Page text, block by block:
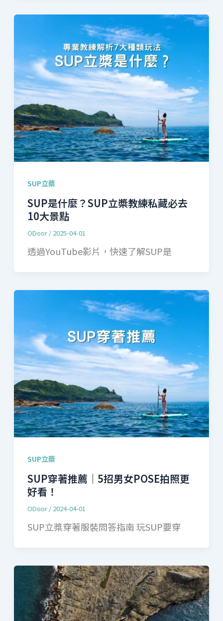
SUP立槳
SUP是什麼？SUP立槳教練私藏必去
10大景點
ODoor / 2025-04-01
透過YouTube影片，快速了解SUP是
SUP立槳
SUP穿著推薦｜5招男女POSE拍照更
好看！
ODoor / 2024-04-01
SUP立槳穿著服裝問答指南 玩SUP要穿